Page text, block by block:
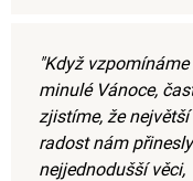
"Když vzpomínáme
minulé Vánoce,
zjistíme, že největší
radost nám
nejjednodušší věci,